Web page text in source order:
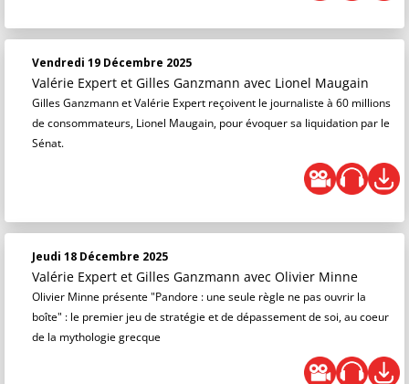
Vendredi 19 Décembre 2025
Valérie Expert et Gilles Ganzmann avec Lionel Maugain
Gilles Ganzmann et Valérie Expert reçoivent le journaliste à 60 millions
de consommateurs, Lionel Maugain, pour évoquer sa liquidation par le
Sénat.
Jeudi 18 Décembre 2025
Valérie Expert et Gilles Ganzmann avec Olivier Minne
Olivier Minne présente "Pandore : une seule règle ne pas ouvrir la
boîte" : le premier jeu de stratégie et de dépassement de soi, au coeur
de la mythologie grecque